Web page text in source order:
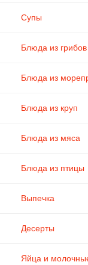
Супы
Блюда из грибов
Блюда из
Блюда из круп
Блюда из мяса
Блюда из птицы
Выпечка
Десерты
Яйца и